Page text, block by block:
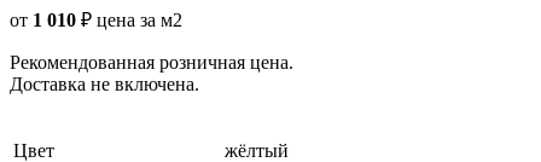
от 1 010 ₽ цена за м2
Рекомендованная розничная цена.
Доставка не включена.
Цвет
жёлтый